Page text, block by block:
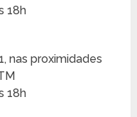
18h
nas proximidades
18h